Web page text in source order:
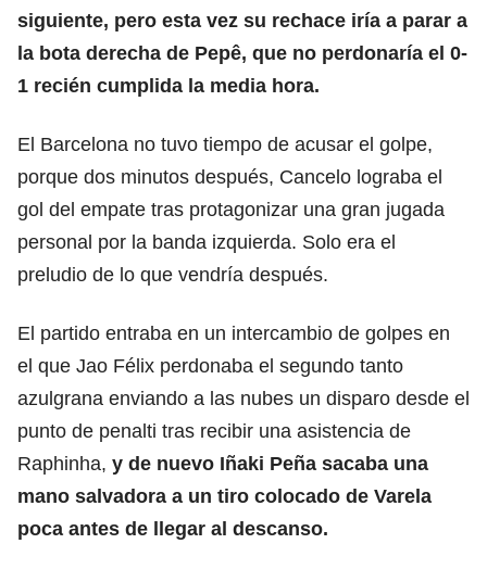
siguiente, pero esta vez su rechace iría a parar a
la bota derecha de Pepê, que no perdonaría el 0-
1 recién cumplida la media hora.
El Barcelona no tuvo tiempo de acusar el golpe,
porque dos minutos después, Cancelo lograba el
gol del empate tras protagonizar una gran jugada
personal por la banda izquierda. Solo era el
preludio de lo que vendría después.
El partido entraba en un intercambio de golpes en
el que Jao Félix perdonaba el segundo tanto
azulgrana enviando a las nubes un disparo desde el
punto de penalti tras recibir una asistencia de
Raphinha, y de nuevo Iñaki Peña sacaba una
mano salvadora a un tiro colocado de Varela
poca antes de llegar al descanso.